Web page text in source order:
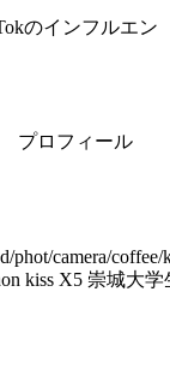
のインフルエン
プロフィール
phot/camera/coffee/
kiss X5 崇城大学